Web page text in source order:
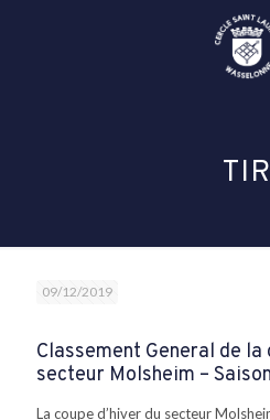
TIR
09/12/2019
Classement General de la
secteur Molsheim –
La coupe d’hiver du secteur